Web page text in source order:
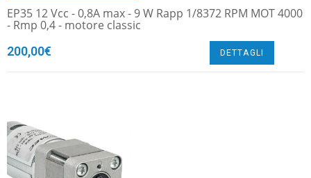
EP35 12 Vcc - 0,8A max - 9 W Rapp 1/8372 RPM MOT 4000
- Rmp 0,4 - motore classic
200,00€ DETTAGLI